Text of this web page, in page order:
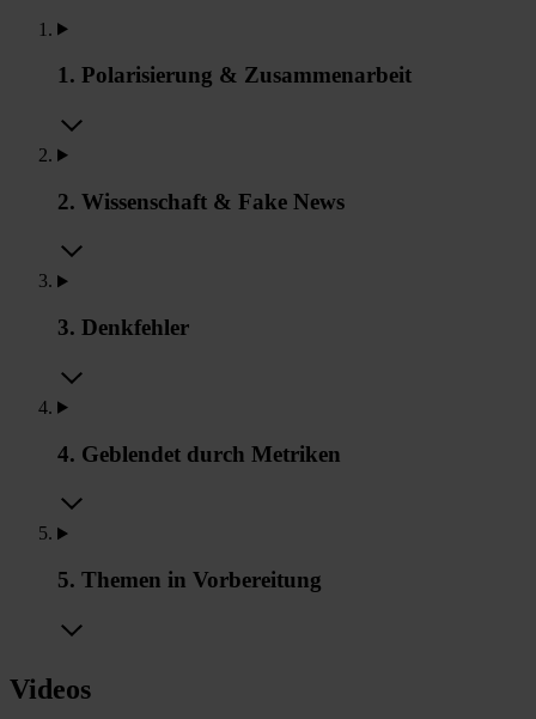
1. Polarisierung & Zusammenarbeit
2. Wissenschaft & Fake News
3. Denkfehler
4. Geblendet durch Metriken
5. Themen in Vorbereitung
Videos